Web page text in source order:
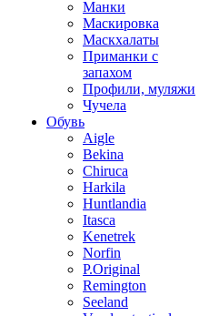
Манки
Маскировка
Маскхалаты
Приманки с
запахом
Профили, муляжи
Чучела
Обувь
Aigle
Bekina
Chiruсa
Harkila
Huntlandia
Itasca
Kenetrek
Norfin
P.Original
Remington
Seeland